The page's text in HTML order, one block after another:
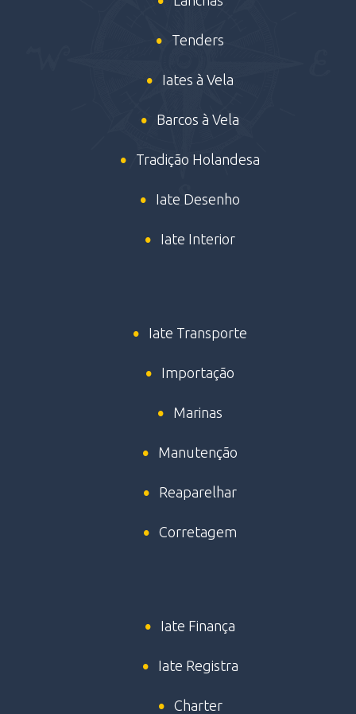
Tenders
Iates à Vela
Barcos à Vela
Tradição Holandesa
Iate Desenho
Iate Interior
Iate Transporte
Importação
Marinas
Manutenção
Reaparelhar
Corretagem
Iate Finança
Iate Registra
Charter